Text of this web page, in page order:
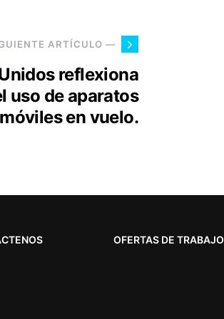
ARTÍCULO —
reflexiona
uso de aparatos
móviles en vuelo.
OFERTAS DE TRABAJO